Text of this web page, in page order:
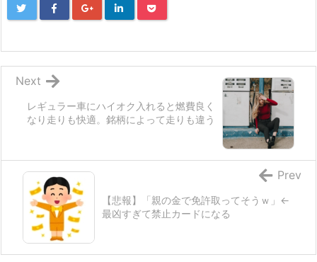
レギュラー車にハイオク入れると燃費良く
なり走りも快適。銘柄によって走りも違う
Next
【悲報】「親の金で免許取ってそうｗ」←
最凶すぎて禁止カードになる
Prev